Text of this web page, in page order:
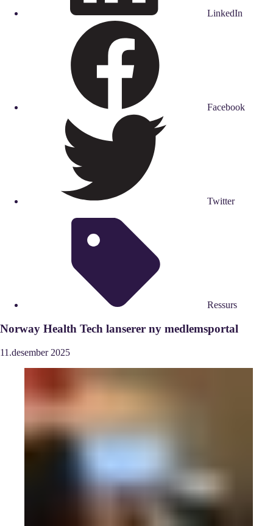
LinkedIn
Facebook
Twitter
Ressurs
Norway Health Tech lanserer ny medlemsportal
11.desember 2025